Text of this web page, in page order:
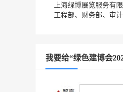
上海绿博展览服务有
工程部、财务部、审
我要给“绿色建博会